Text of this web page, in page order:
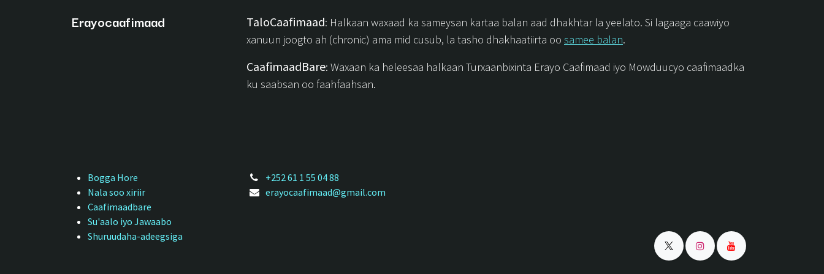
Erayocaafimaad TaloCaafimaad: Halkaan waxaad ka sameysan kartaa balan aad dhakhtar la yeelato. Si lagaaga caawiyo
xanuun joogto ah (chronic) ama mid cusub, la tasho dhakhaatiirta oo samee balan.
CaafimaadBare: Waxaan ka heleesaa halkaan Turxaanbixinta Erayo Caafimaad iyo Mowduucyo caafimaadka
ku saabsan oo faahfaahsan.
Bogga Hore
Nala soo xiriir
Caafimaadbare
Su'aalo iyo Jawaabo
Shuruudaha-adeegsiga
+252 61 1 55 04 88
erayocaafimaad@gmail.com